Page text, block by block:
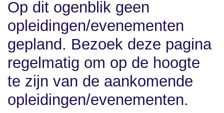
opleidingen/evenementen
gepland. Bezoek deze
pagina regelmatig om op
de hoogte te zijn van de
aankomende
opleidingen/evenementen.